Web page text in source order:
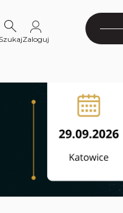
SzukajZaloguj